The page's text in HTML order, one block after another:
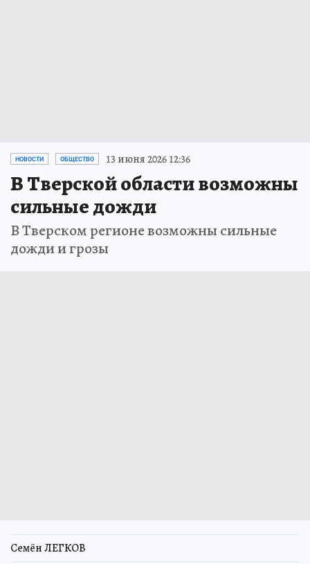
НОВОСТИ ОБЩЕСТВО 13 июня 2026 12:36
В Тверской области возможны
сильные дожди
В Тверском регионе возможны сильные
дожди и грозы
Семён ЛЕГКОВ